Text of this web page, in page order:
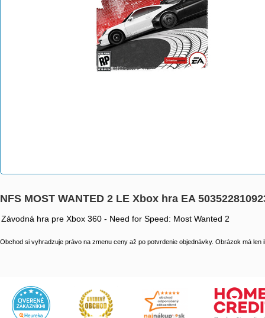
NFS MOST WANTED 2 LE Xbox hra EA
Závodná hra pre Xbox 360 - Need for Speed: Most Wanted 2
Obchod si vyhradzuje právo na zmenu ceny až po potvrdenie objednávky. Obrázok má len